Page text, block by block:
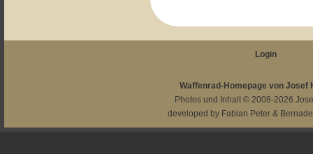
Login
Waffenrad-Homepage von Josef
Photos und Inhalt © 2008-2026
developed by Fabian Peter &